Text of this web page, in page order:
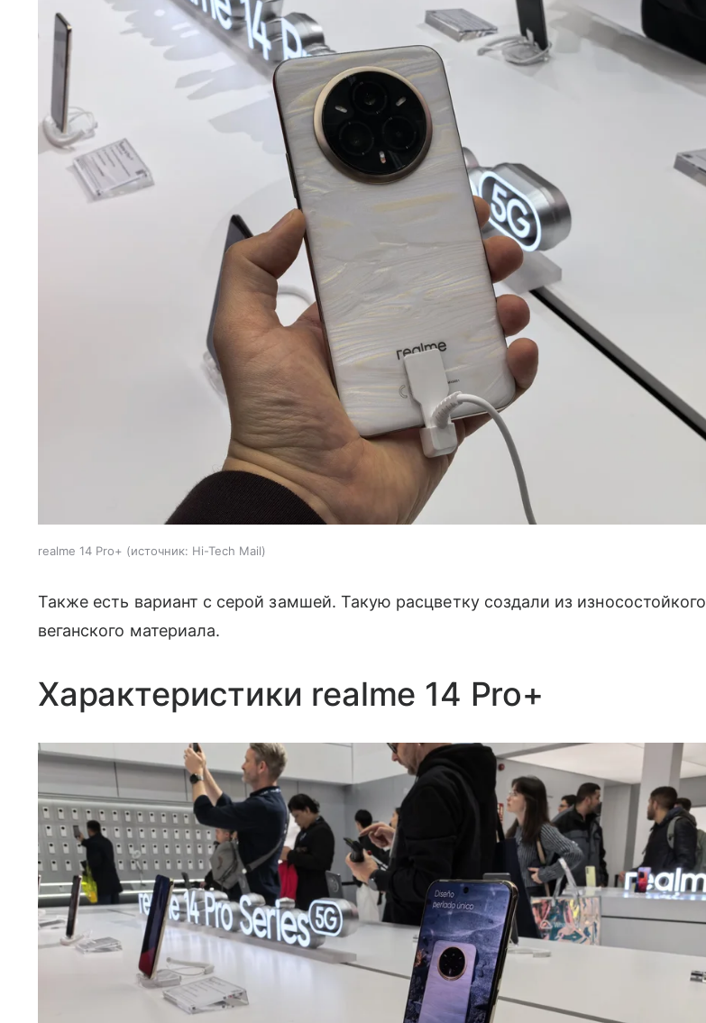
realme 14 Pro+ источник: Hi-Tech Mail
Также есть вариант с серой замшей. Такую расцветку создали из износостойкого
веганского материала.
Характеристики realme 14 Pro+